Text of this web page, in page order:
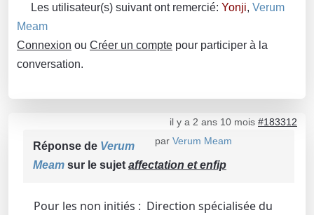
Les utilisateur(s) suivant ont remercié: Yonji, Verum
Meam
Connexion ou Créer un compte pour participer à la
conversation.
il y a 2 ans 10 mois #183312
par Verum Meam
Réponse de Verum
Meam sur le sujet affectation et enfip
Pour les non initiés : Direction spécialisée du